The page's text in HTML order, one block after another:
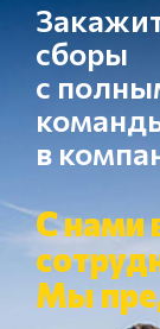
сборы
с
в
С нами
Мы